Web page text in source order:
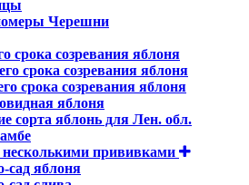
Черешни
срока созревания яблоня
срока созревания яблоня
срока созревания яблоня
яблоня
сорта яблонь для Лен. обл.
прививками
сад яблоня